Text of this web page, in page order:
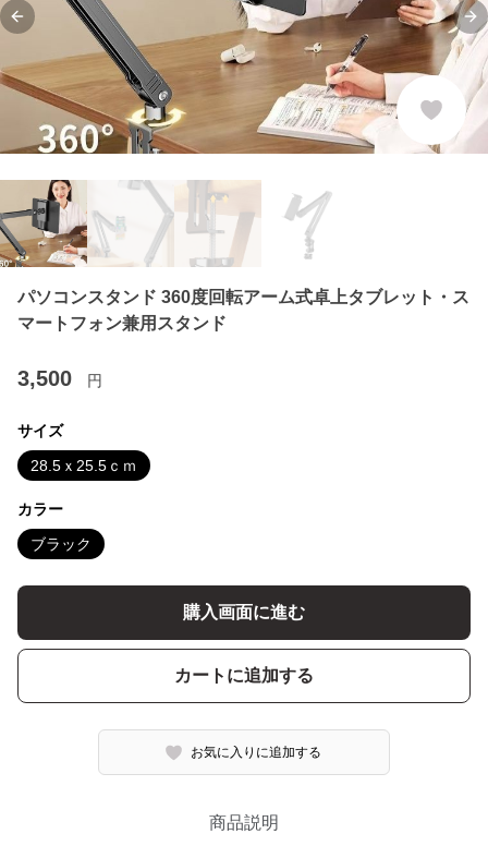
Previous slide
パソコンスタンド 360度回転アーム式卓上タブレット・ス
マートフォン兼用スタンド
3,500 円
サイズ
28.5ｘ25.5ｃｍ
カラー
ブラック
購入画面に進む
カートに追加する
お気に入りに追加する
商品説明